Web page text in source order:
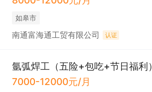
如皋市
南通富海通工贸有限公司 认证
氩弧焊工（五险+包吃+节日福利）
7000-12000元/月